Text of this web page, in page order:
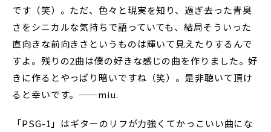
です（笑）。ただ、色々と現実を知り、過ぎ去った青臭
さをシニカルな気持ちで語っていても、結局そういった
直向きな前向きさというものは輝いて見えたりするんで
すよ。残りの2曲は僕の好きな感じの曲を作りました。好
きに作るとやっぱり暗いですね（笑）。是非聴いて頂け
ると幸いです。──miu.
「PSG-1」はギターのリフが力強くてかっこいい曲にな